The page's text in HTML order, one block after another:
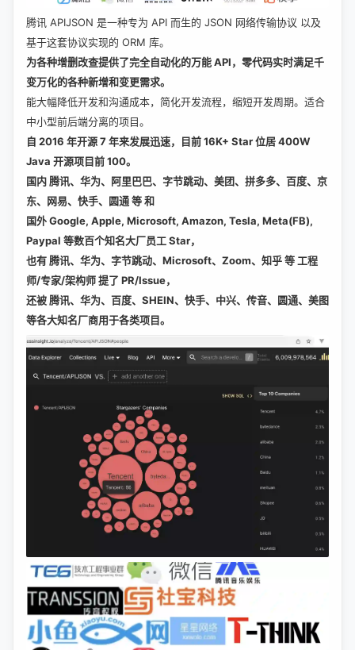
腾讯 APIJSON 是一种专为 API 而生的 JSON 网络传输协议 以及
基于这套协议实现的 ORM 库。
为各种增删改查提供了完全自动化的万能 API，零代码实时满足千
变万化的各种新增和变更需求。
能大幅降低开发和沟通成本，简化开发流程，缩短开发周期。适合
中小型前后端分离的项目。
自 2016 年开源 7 年来发展迅速，目前 16K+ Star 位居 400W
Java 开源项目前 100。
国内 腾讯、华为、阿里巴巴、字节跳动、美团、拼多多、百度、京
东、网易、快手、圆通 等 和
国外 Google, Apple, Microsoft, Amazon, Tesla, Meta(FB),
Paypal 等数百个知名大厂员工 Star，
也有 腾讯、华为、字节跳动、Microsoft、Zoom、知乎 等 工程
师/专家/架构师 提了 PR/Issue，
还被 腾讯、华为、百度、SHEIN、快手、中兴、传音、圆通、美图
等各大知名厂商用于各类项目。